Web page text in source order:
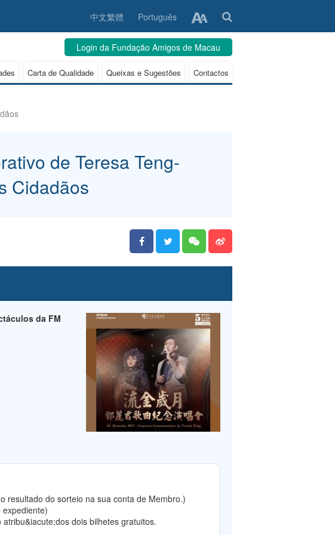
中文繁體 Português
Login da Fundação Amigos de Macau
Carta de Qualidade Queixas e Sugestões Contactos
de Teresa Teng-
Cidadãos
da FM
resultado do sorteio na sua conta de Membro.)
dois bilhetes gratuitos.